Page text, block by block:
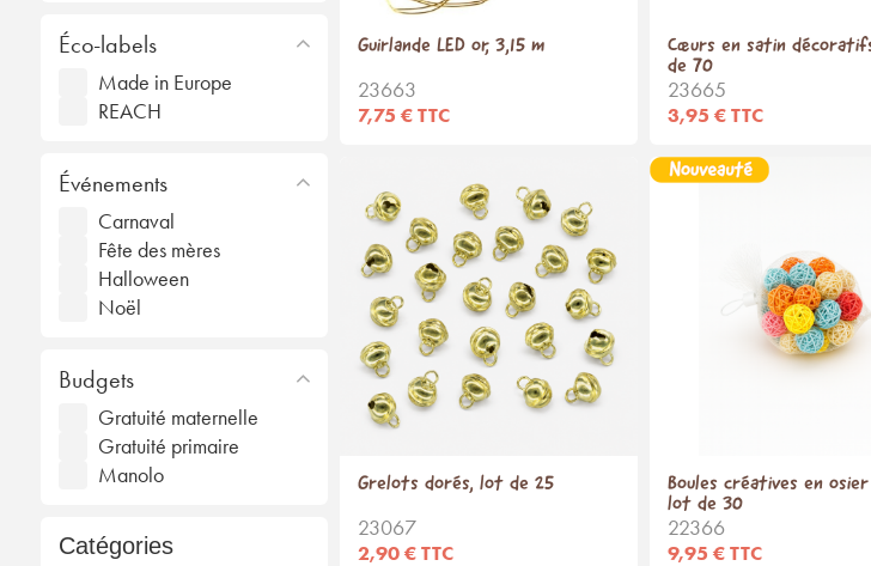
Éco-labels
Made in Europe
REACH
Événements
Carnaval
Fête des mères
Halloween
Noël
Budgets
Gratuité maternelle
Gratuité primaire
Manolo
Catégories
Guirlande LED or, 3,15 m
23663
7,75 € TTC
Cœurs en satin
de 70
23665
3,95 € TTC
Grelots dorés, lot de 25
23067
2,90 € TTC
Boules créatives en
lot de 30
22366
9,95 € TTC